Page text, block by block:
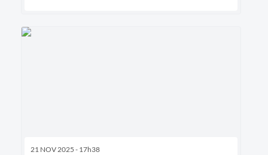
21 NOV 2025 - 17h38